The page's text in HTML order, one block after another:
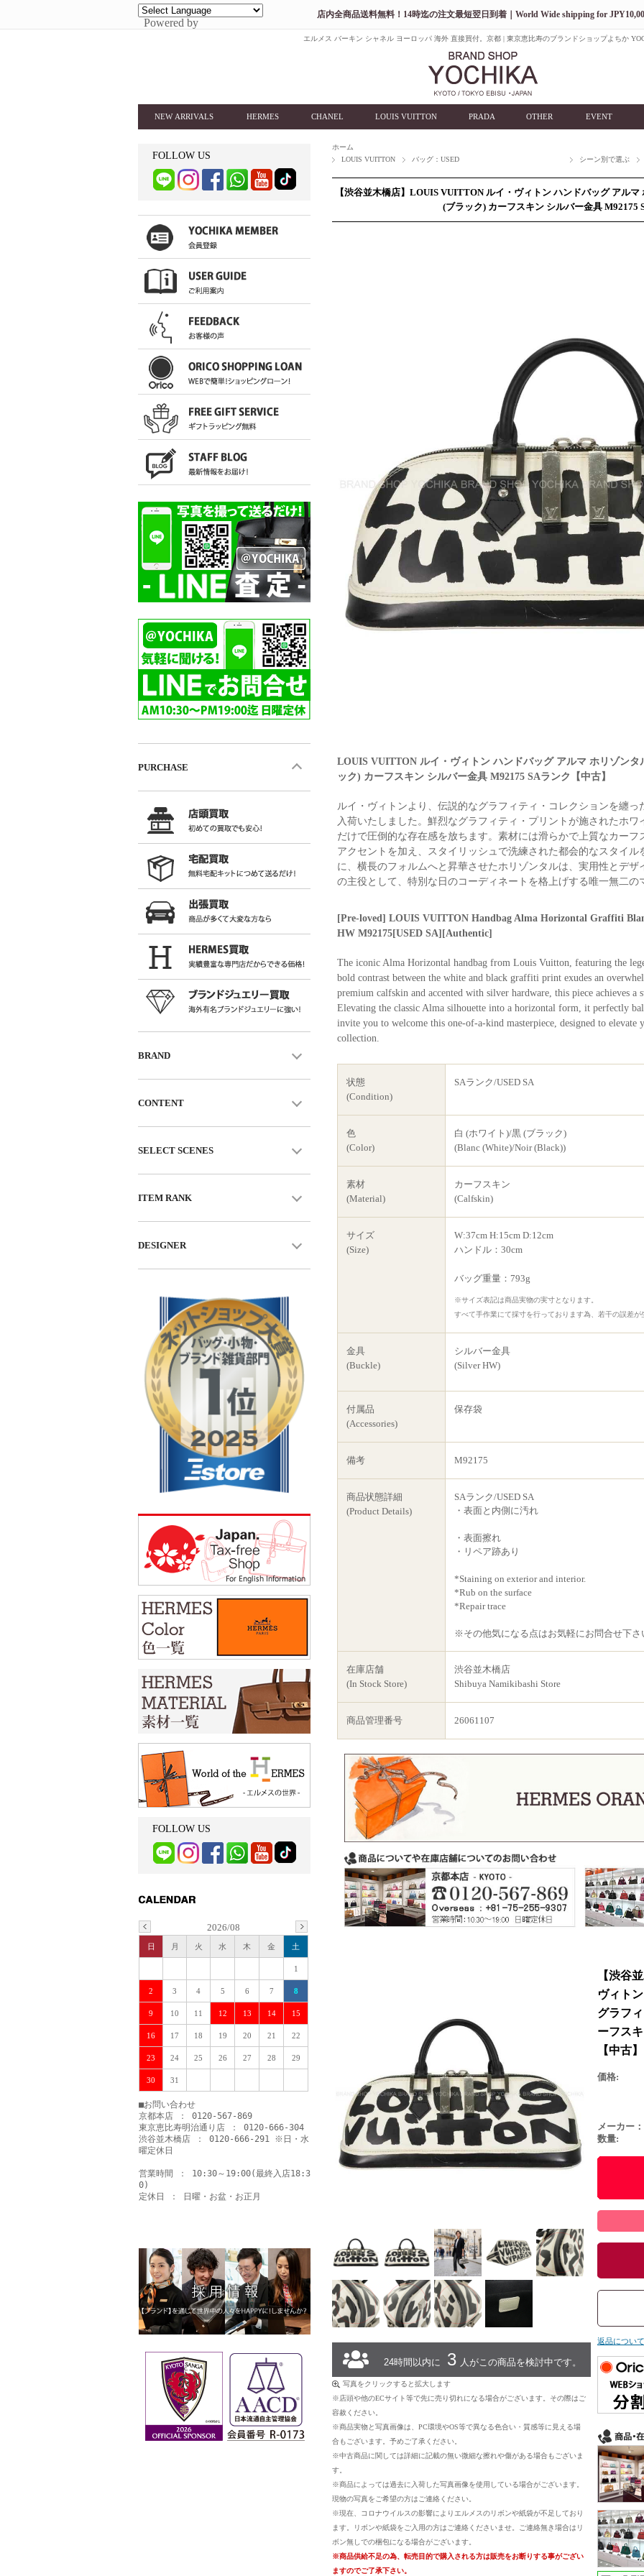
Powered by
店内全商品送料無料！14時迄の注文最短翌日到着｜World Wide shipping for
エルメス バーキン シャネル ヨーロッパ 海外 直接買付。京都 | 東京恵比寿のブランドショップよちか
NEW ARRIVALS HERMES CHANEL LOUIS VUITTON PRADA OTHER EVENT
ホーム
LOUIS VUITTON
バッグ：USED シーン別で選ぶ
【渋谷並木橋店】LOUIS VUITTON ルイ・ヴィトン ハンドバッグ アル
(ブラック) カーフスキン シルバー金具 M92175
LOUIS VUITTON ルイ・ヴィトン ハンドバッグ アルマ ホリゾン
ック) カーフスキン シルバー金具 M92175 SAランク【中古】
ルイ・ヴィトンより、伝説的なグラフィティ・コレクションを纏
入荷いたしました。鮮烈なグラフィティ・プリントが施されたホ
だけで圧倒的な存在感を放ちます。素材には滑らかで上質なカー
アクセントを加え、スタイリッシュで洗練された都会的なスタイ
に、横長のフォルムへと昇華させたホリゾンタルは、実用性とデ
の主役として、特別な日のコーディネートを格上げする唯一無二
[Pre-loved] LOUIS VUITTON Handbag Alma Horizontal Graffiti
HW M92175[USED SA][Authentic]
The iconic Alma Horizontal handbag from Louis Vuitton, featuring the
bold contrast between the white and black graffiti print exudes an
premium calfskin and accented with silver hardware, this piece achieves a
Elevating the classic Alma silhouette into a horizontal form, it perfectly
invite you to welcome this one-of-a-kind masterpiece, designed to
collection.
状態
(Condition)
SAランク/USED SA
色
(Color)
白 (ホワイト)/黒 (ブラック)
(Blanc (White)/Noir (Black))
素材
(Material)
カーフスキン
(Calfskin)
サイズ
(Size)
W:37cm H:15cm D:12cm
ハンドル：30cm
バッグ重量：793g
※サイズ表記は商品実物の実寸となります。
すべて手作業にて採寸を行っております為、若干の誤差
金具
(Buckle)
シルバー金具
(Silver HW)
付属品
(Accessories)
保存袋
備考 M92175
商品状態詳細
(Product Details)
SAランク/USED SA
・表面と内側に汚れ
・表面擦れ
・リペア跡あり
*Staining on exterior and interior.
*Rub on the surface
*Repair trace
※その他気になる点はお気軽にお問合せ下さ
在庫店舗
(In Stock Store)
渋谷並木橋店
Shibuya Namikibashi Store
商品管理番号 26061107
24時間以内に 3 人がこの商品を検討中です。
写真をクリックすると拡大します
※店頭や他のECサイト等で先に売り切れになる場合がございます。その際はご
容赦ください。
※商品実物と写真画像は、PC環境やOS等で異なる色合い・質感等に見える場
合もございます。予めご了承ください。
※中古商品に関しては詳細に記載の無い微細な擦れや傷がある場合もございま
す。
※商品によっては過去に入荷した写真画像を使用している場合がございます。
現物の写真をご希望の方はご連絡ください。
※現在、コロナウイルスの影響によりエルメスのリボンや紙袋が不足しており
ます。リボンや紙袋をご入用の方はご連絡くださいませ。ご連絡無き場合はリ
ボン無しでの梱包になる場合がございます。
※商品供給不足の為、転売目的で購入される方は販売をお断りする事がござい
ますのでご了承下さい。
【渋谷
ヴィト
グラフ
ーフス
【中古】
価格:
メーカー：
数量:
返品につい
FOLLOW US
PURCHASE
BRAND
CONTENT
SELECT SCENES
ITEM RANK
DESIGNER
FOLLOW US
2026/08
日 月 火 水 木 金 土
1
2 3 4 5 6 7 8
9 10 11 12 13 14 15
16 17 18 19 20 21 22
23 24 25 26 27 28 29
30 31
■お問い合わせ
京都本店 ： 0120-567-869
東京恵比寿明治通り店 ： 0120-666-304
渋谷並木橋店 ： 0120-666-291 ※日・水
曜定休日
営業時間 ： 10:30～19:00(最終入店18:3
0)
定休日 ： 日曜・お盆・お正月